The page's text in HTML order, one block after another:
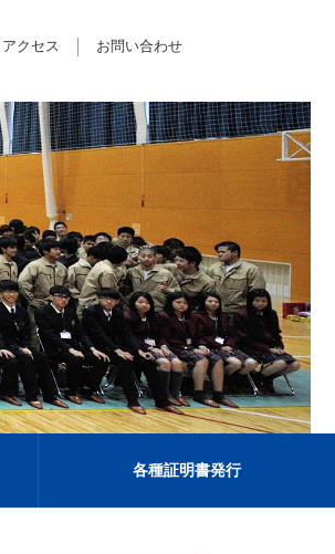
アクセス お問い合わせ
各種証明書発行